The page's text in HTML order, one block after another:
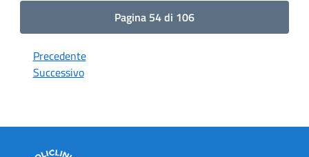
Pagina 54 di 106
Precedente
Successivo